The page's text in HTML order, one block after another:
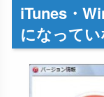
iTunes・
になって